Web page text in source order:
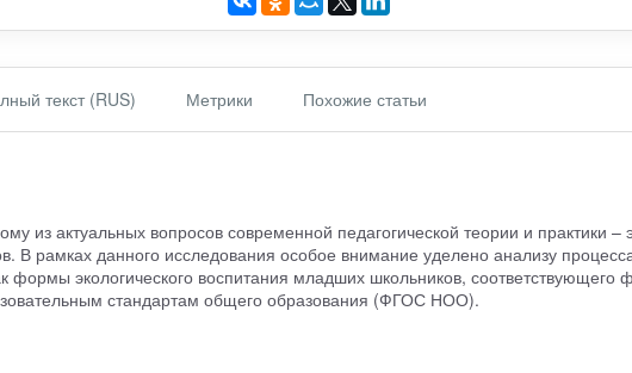
текст (RUS) Метрики Похожие статьи
из актуальных вопросов современной педагогической теории и практики –
В рамках данного исследования особое внимание уделено анализу
формы экологического воспитания младших школьников, соответствующего
стандартам общего образования (ФГОС НОО).